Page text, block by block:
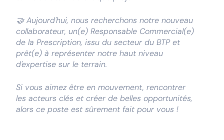
🤝 Aujourd'hui, nous recherchons notre nouveau
collaborateur, un(e) Responsable Commercial(e)
de la Prescription, issu du secteur du BTP et
prêt(e) à représenter notre haut niveau
d'expertise sur le terrain.
Si vous aimez être en mouvement, rencontrer
les acteurs clés et créer de belles opportunités,
alors ce poste est sûrement fait pour vous !